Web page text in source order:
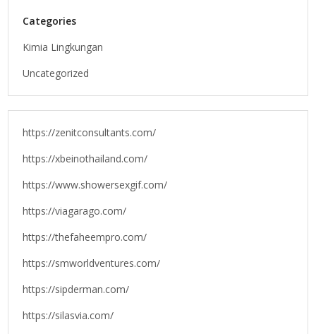
Categories
Kimia Lingkungan
Uncategorized
https://zenitconsultants.com/
https://xbeinothailand.com/
https://www.showersexgif.com/
https://viagarago.com/
https://thefaheempro.com/
https://smworldventures.com/
https://sipderman.com/
https://silasvia.com/